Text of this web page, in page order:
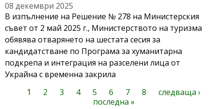
08 декември 2025
В изпълнение на Решение № 278 на Министерския
съвет от 2 май 2025 г., Министерството на туризма
обявява отварянето на шестата сесия за
кандидатстване по Програма за хуманитарна
подкрепа и интеграция на разселени лица от
Украйна с временна закрила
Страници
1 2 3 4 5 6 7 8
следваща ›
последна »